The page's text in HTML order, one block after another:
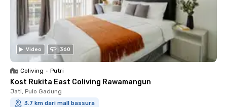
Video 360
Coliving • Putri
Kost Rukita East Coliving Rawamangun
Jati, Pulo Gadung
3.7 km dari mall bassura